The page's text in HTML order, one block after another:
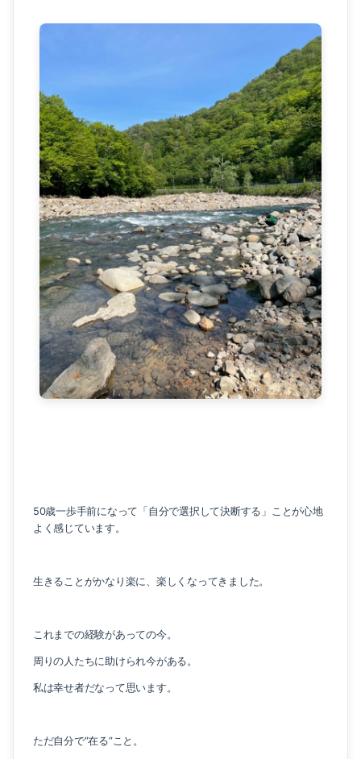
50歳一歩手前になって「自分で選択して決断する」ことが心地
よく感じています。
生きることがかなり楽に、楽しくなってきました。
これまでの経験があっての今。
周りの人たちに助けられ今がある。
私は幸せ者だなって思います。
ただ自分で”在る”こと。